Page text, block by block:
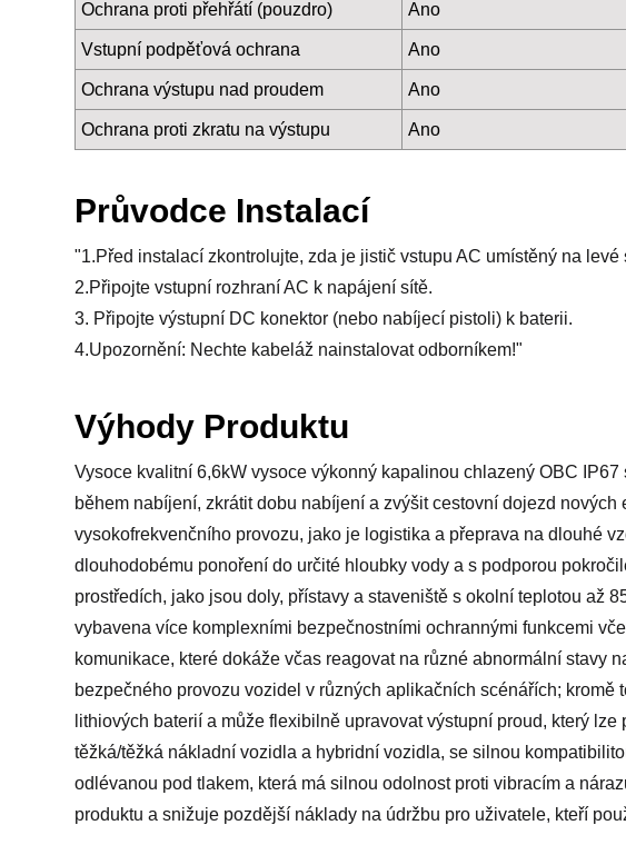
Ochrana proti přehřátí (pouzdro) Ano
Vstupní podpěťová ochrana Ano
Ochrana výstupu nad proudem Ano
Ochrana proti zkratu na výstupu Ano
Průvodce Instalací
"1.Před instalací zkontrolujte, zda je jistič vstupu AC umístěný na
2.Připojte vstupní rozhraní AC k napájení sítě.
3. Připojte výstupní DC konektor (nebo nabíjecí pistoli) k baterii.
4.Upozornění: Nechte kabeláž nainstalovat odborníkem!"
Výhody Produktu
Vysoce kvalitní 6,6kW vysoce výkonný kapalinou chlazený OBC
během nabíjení, zkrátit dobu nabíjení a zvýšit cestovní dojezd
vysokofrekvenčního provozu, jako je logistika a přeprava na dlouhé
dlouhodobému ponoření do určité hloubky vody a s podporou
prostředích, jako jsou doly, přístavy a staveniště s okolní teplotou až
vybavena více komplexními bezpečnostními ochrannými funkcemi
komunikace, které dokáže včas reagovat na různé abnormální
bezpečného provozu vozidel v různých aplikačních scénářích;
lithiových baterií a může flexibilně upravovat výstupní proud, který
těžká/těžká nákladní vozidla a hybridní vozidla, se silnou
odlévanou pod tlakem, která má silnou odolnost proti vibracím a
produktu a snižuje pozdější náklady na údržbu pro uživatele, kteří